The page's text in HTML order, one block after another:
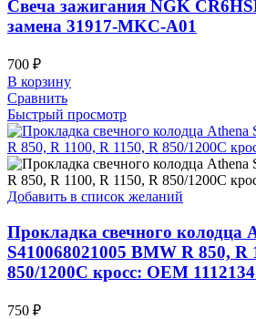
Свеча зажигания NGK
замена 31917-MKC-A01
700 ₽
В корзину
Сравнить
Быстрый просмотр
Добавить в список желаний
Прокладка свечного колодца
S410068021005 BMW R 850, R
850/1200C кросс: OEM
750 ₽